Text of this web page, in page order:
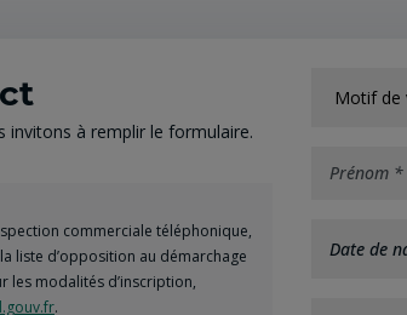
invitons à remplir le formulaire.
Date de
commerciale téléphonique,
liste d’opposition au démarchage
les modalités d’inscription,
.